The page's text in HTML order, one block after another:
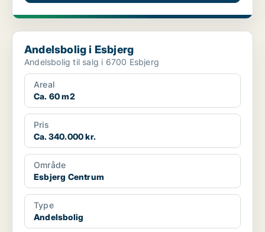
Andelsbolig i Esbjerg
Andelsbolig i Esbjerg
Andelsbolig til salg i 6700 Esbjerg
Areal
Ca. 60 m2
Pris
Ca. 340.000 kr.
Område
Esbjerg Centrum
Type
Andelsbolig